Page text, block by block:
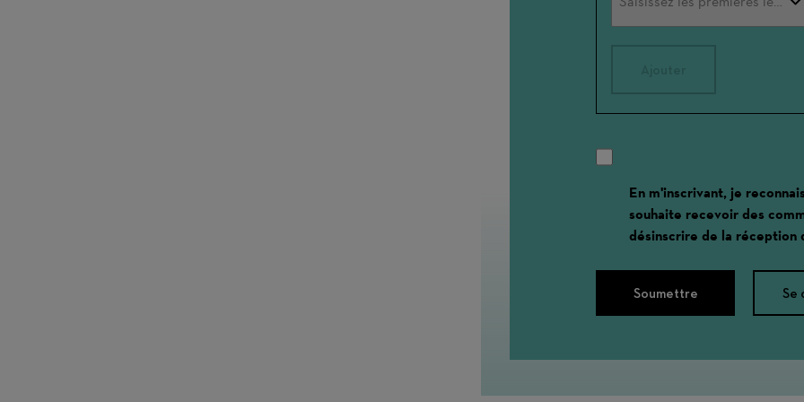
En m'inscrivant, je
souhaite recevoir des
désinscrire de la réception
Soumettre Se